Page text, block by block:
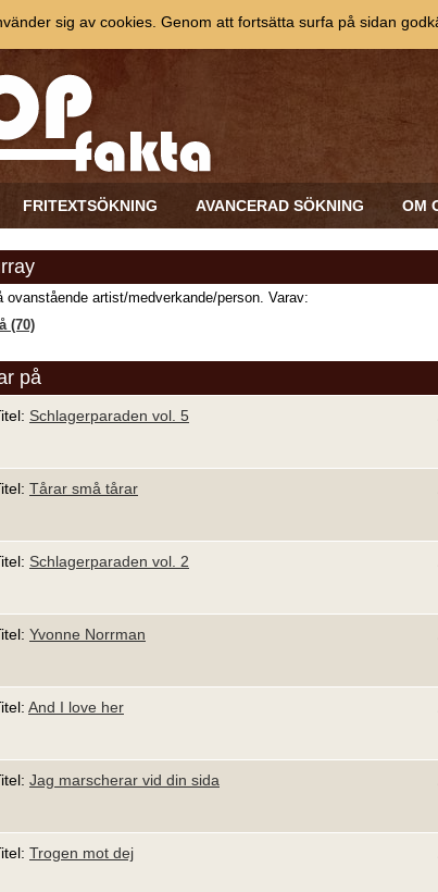
FRITEXTSÖKNING AVANCERAD SÖKNING OM
ovanstående artist/medverkande/person. Varav:
(70)
på
Schlagerparaden vol. 5
Tårar små tårar
Schlagerparaden vol. 2
Yvonne Norrman
And I love her
Jag marscherar vid din sida
Trogen mot dej
sig av cookies. Genom att fortsätta surfa på sidan